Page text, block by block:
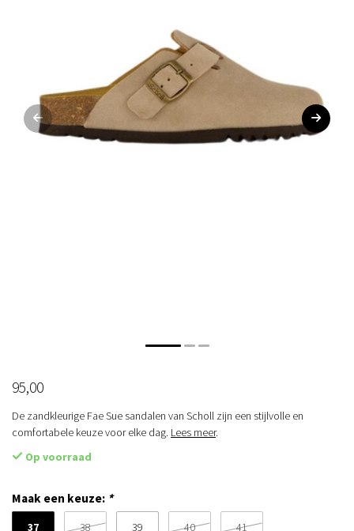
95,00
De zandkleurige Fae Sue sandalen van Scholl zijn een stijlvolle en
comfortabele keuze voor elke dag. Lees meer.
Op voorraad
Maak een keuze: *
37 38 39 40 41